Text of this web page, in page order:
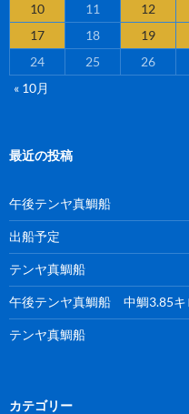
10
11 12
17
18 19
24
25 26
« 10月
最近の投稿
午後テンヤ真鯛船
出船予定
テンヤ真鯛船
午後テンヤ真鯛船 中鯛3.85キ
テンヤ真鯛船
カテゴリー